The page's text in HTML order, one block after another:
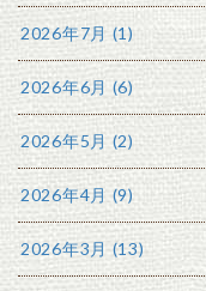
2026年7月 (1)
2026年6月 (6)
2026年5月 (2)
2026年4月 (9)
2026年3月 (13)